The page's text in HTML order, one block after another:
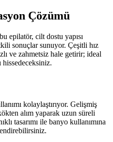
Çözümü
epilatör, cilt dostu yapısı
sonuçlar sunuyor. Çeşitli hız
ve zahmetsiz hale getirir; ideal
kolaylaştırıyor. Gelişmiş
alım yaparak uzun süreli
tasarımı ile banyo kullanımına